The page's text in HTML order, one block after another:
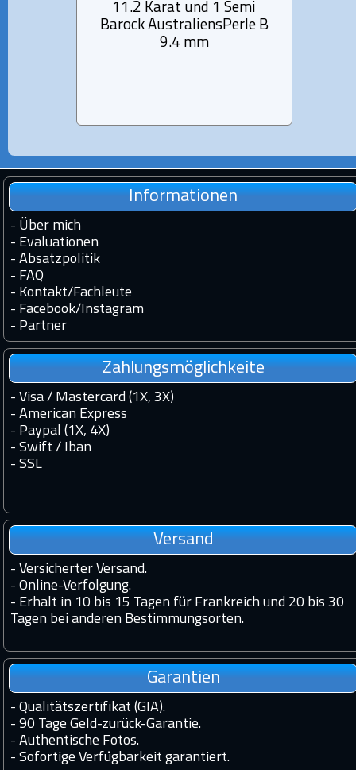
11.2 Karat und 1 Semi
Barock AustraliensPerle B
9.4 mm
Informationen
- Über mich
- Evaluationen
- Absatzpolitik
- FAQ
- Kontakt/Fachleute
- Facebook/Instagram
- Partner
Zahlungsmöglichkeite
- Visa / Mastercard (1X, 3X)
- American Express
- Paypal (1X, 4X)
- Swift / Iban
- SSL
Versand
- Versicherter Versand.
- Online-Verfolgung.
- Erhalt in 10 bis 15 Tagen für Frankreich und 20 bis 30
Tagen bei anderen Bestimmungsorten.
Garantien
- Qualitätszertifikat (GIA).
- 90 Tage Geld-zurück-Garantie.
- Authentische Fotos.
- Sofortige Verfügbarkeit garantiert.